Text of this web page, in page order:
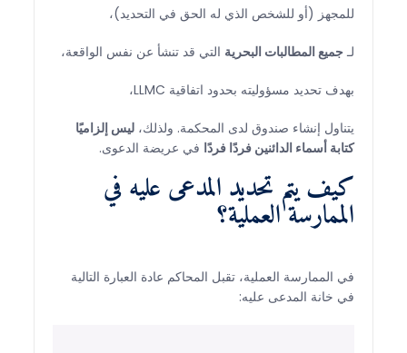
للمجهز (أو للشخص الذي له الحق في التحديد)،
لـجميع المطالبات البحرية التي قد تنشأ عن نفس الواقعة،
بهدف تحديد مسؤوليته بحدود اتفاقية LLMC،
يتناول إنشاء صندوق لدى المحكمة. ولذلك،ليس إلزاميًا
كتابة أسماء الدائنين فردًا فردًا في عريضة الدعوى.
كيف يتم تحديد المدعى عليه في
الممارسة العملية؟
في الممارسة العملية، تقبل المحاكم عادة العبارة التالية
في خانة المدعى عليه: